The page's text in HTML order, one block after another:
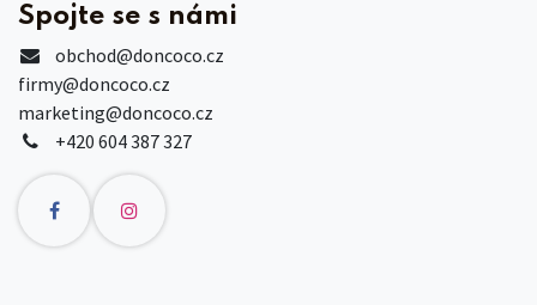
Spojte se s námi
obchod@doncoco.cz
firmy@doncoco.cz
marketing@doncoco.cz
+420 604 387 327